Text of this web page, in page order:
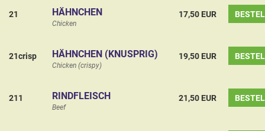
21 HÄHNCHEN
Chicken
17,50 EUR
21crisp HÄHNCHEN (KNUSPRIG)
Chicken (crispy)
19,50 EUR
211 RINDFLEISCH
Beef
21,50 EUR